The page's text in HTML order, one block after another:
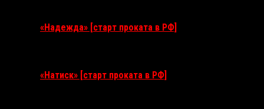
«Надежда» [старт проката в РФ]
«Натиск» [старт проката в РФ]